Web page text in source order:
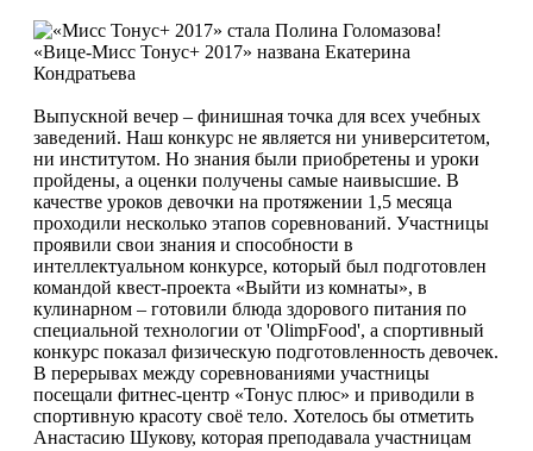
Выпускной вечер – финишная точка для всех учебных
заведений. Наш конкурс не является ни университетом,
ни институтом. Но знания были приобретены и уроки
пройдены, а оценки получены самые наивысшие. В
качестве уроков девочки на протяжении 1,5 месяца
проходили несколько этапов соревнований. Участницы
проявили свои знания и способности в
интеллектуальном конкурсе, который был подготовлен
командой квест-проекта «Выйти из комнаты», в
кулинарном – готовили блюда здорового питания по
специальной технологии от 'OlimpFood', а спортивный
конкурс показал физическую подготовленность девочек.
В перерывах между соревнованиями участницы
посещали фитнес-центр «Тонус плюс» и приводили в
спортивную красоту своё тело. Хотелось бы отметить
Анастасию Шукову, которая преподавала участницам